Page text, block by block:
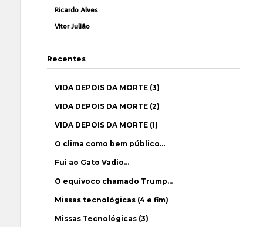
Ricardo Alves
Vítor Julião
Recentes
VIDA DEPOIS DA MORTE (3)
VIDA DEPOIS DA MORTE (2)
VIDA DEPOIS DA MORTE (1)
O clima como bem público…
Fui ao Gato Vadio…
O equívoco chamado Trump…
Missas tecnológicas (4 e fim)
Missas Tecnológicas (3)